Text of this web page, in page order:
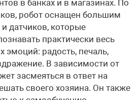
в банках и в магазинах. По
робот оснащен большим
датчиков, которые
практически весь
эмоций: радость, печаль,
В зависимости от
засмеяться в ответ на
своего хозяина. Он также